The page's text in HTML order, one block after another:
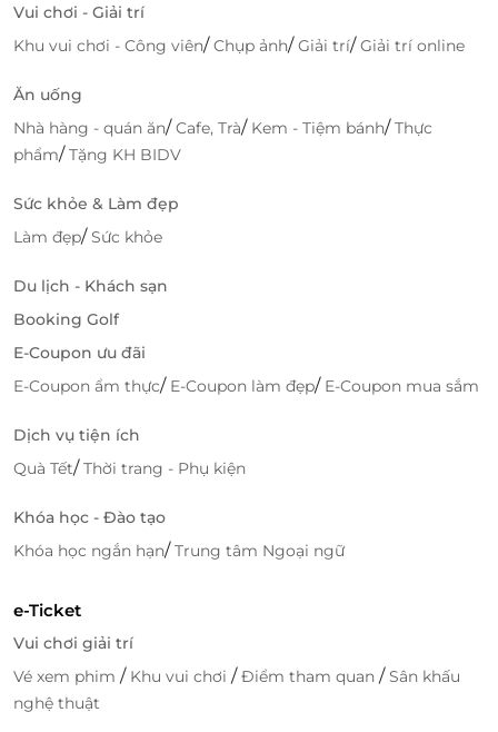
Vui chơi - Giải trí
Khu vui chơi - Công viên/Chụp ảnh/Giải trí/Giải trí online
Ăn uống
Nhà hàng - quán ăn/Cafe, Trà/ Kem - Tiệm bánh/Thực
phẩm/Tặng KH BIDV
Sức khỏe & Làm đẹp
Làm đẹp/Sức khỏe
Du lịch - Khách sạn
Booking Golf
E-Coupon ưu đãi
E-Coupon ẩm thực/ E-Coupon làm đẹp/ E-Coupon mua sắm
Dịch vụ tiện ích
Quà Tết/Thời trang - Phụ kiện
Khóa học - Đào tạo
Khóa học ngắn hạn/Trung tâm Ngoại ngữ
e-Ticket
Vui chơi giải trí
Vé xem phim / Khu vui chơi /Điểm tham quan /Sân khấu
nghệ thuật